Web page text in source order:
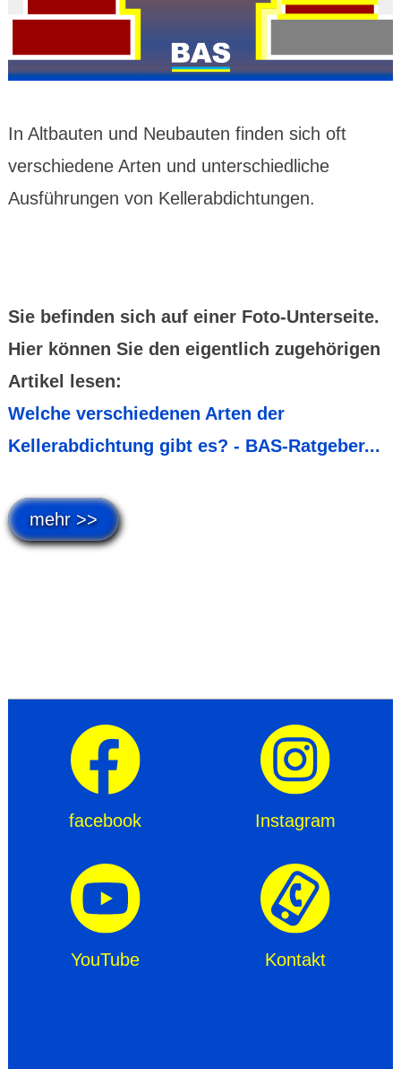
In Altbauten und Neubauten finden sich oft
verschiedene Arten und unterschiedliche
Ausführungen von Kellerabdichtungen.
Sie befinden sich auf einer Foto-Unterseite.
Hier können Sie den eigentlich zugehörigen
Artikel lesen:
Welche verschiedenen Arten der
Kellerabdichtung gibt es? - BAS-Ratgeber...
mehr >>
facebook Instagram
YouTube Kontakt